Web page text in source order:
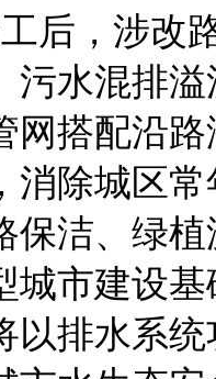
后，涉改
污水混排
网搭配沿
消除城区
保洁、绿
城市建设
以排水系